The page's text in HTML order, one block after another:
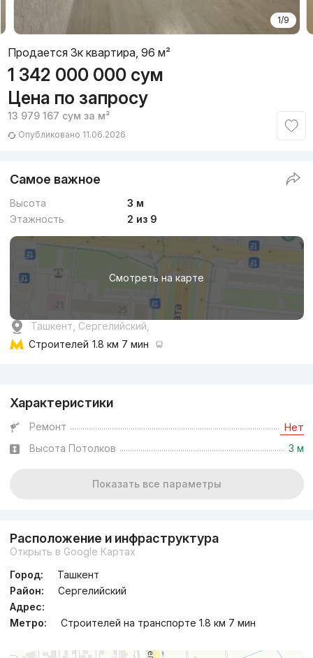
1/9
Продается 3к квартира, 96 м²
1 342 000 000 сум
Цена по запросу
13 979 167 сум за м²
Опубликовано 11.06.2026
Самое важное
Высота
3 м
Этажность
2 из 9
Смотреть на карте
Ташкент, Сергелийский,
Строителей 1.8 км 7 мин
Характеристики
Ремонт Нет
Высота Потолков 3 м
Показать все параметры
Расположение и инфраструктура
Открыть в Google Картах
Город:
Ташкент
Район:
Сергелийский
Адрес:
Метро:
Строителей на транспорте 1.8 км 7 мин